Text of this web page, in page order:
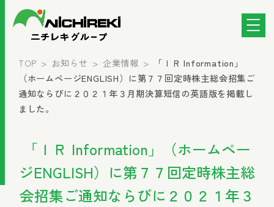
TOP お知らせ 企業情報
「ＩＲ Information」
（ホームページENGLISH）に第７７回定時株主総会招集ご
通知ならびに２０２１年３月期決算短信の英語版を掲載し
ました。
「ＩＲ Information」（ホームペー
ジENGLISH）に第７７回定時株主総
会招集ご通知ならびに２０２１年３